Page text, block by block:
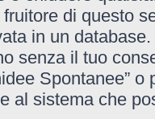
di questo
in un
senza il tuo
Spontanee”
al sistema che